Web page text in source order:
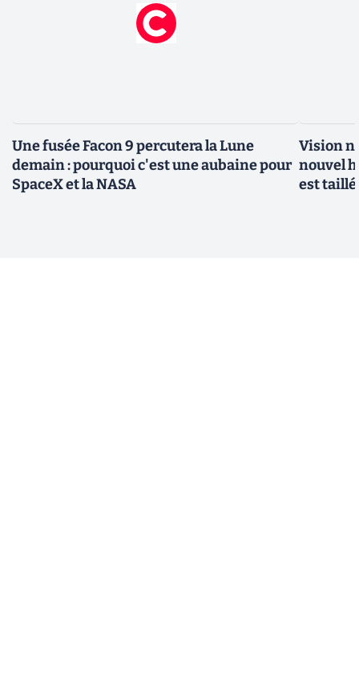
Une fusée Facon 9 percutera la Lune
demain : pourquoi c'est une aubaine pour
SpaceX et la NASA
Vision
nouvel
est taillé